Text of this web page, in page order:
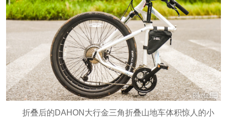
折叠后的DAHON大行金三角折叠山地车体积惊人的小